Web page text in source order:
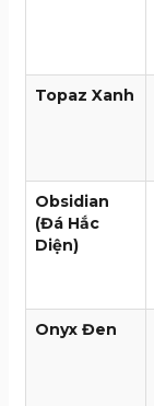
Topaz Xanh
Obsidian
(Đá Hắc
Diện)
Onyx Đen